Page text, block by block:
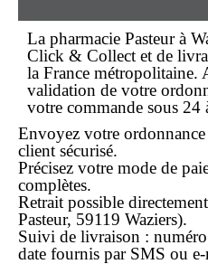
La pharmacie Pasteur à
Click & Collect et de
la France métropolitaine.
validation de votre
votre commande sous 24
Envoyez votre
client sécurisé.
Précisez votre mode de
complètes.
Retrait possible
Pasteur, 59119 Waziers).
Suivi de livraison :
date fournis par SMS ou